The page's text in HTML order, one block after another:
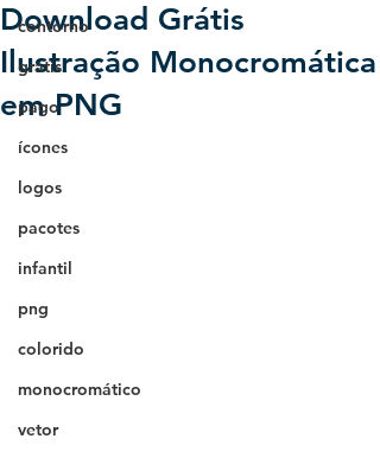
contorno
grátis
pago
ícones
logos
pacotes
infantil
png
colorido
monocromático
vetor
Download Grátis
Ilustração Monocromática
em PNG